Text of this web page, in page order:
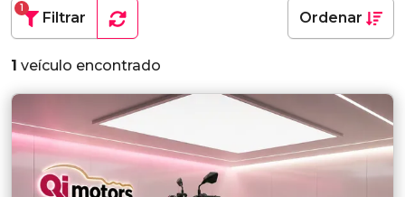
Filtrar
1
Ordenar
1 veículo encontrado